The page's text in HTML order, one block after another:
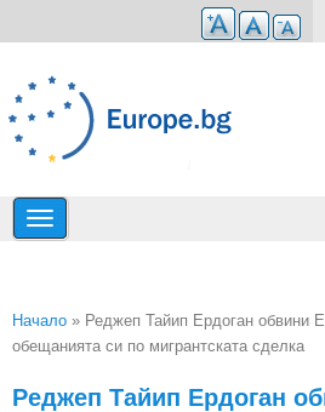
Премини към основното съдържание
Вие сте тук
Начало » Реджеп Тайип Ердоган обвини
обещанията си по мигрантската сделка
Реджеп Тайип Ердоган